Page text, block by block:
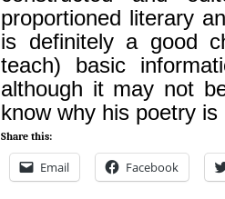
proportioned literary
is definitely a good
teach) basic
although it may not
know why his poetry
Share this:
Email Facebook